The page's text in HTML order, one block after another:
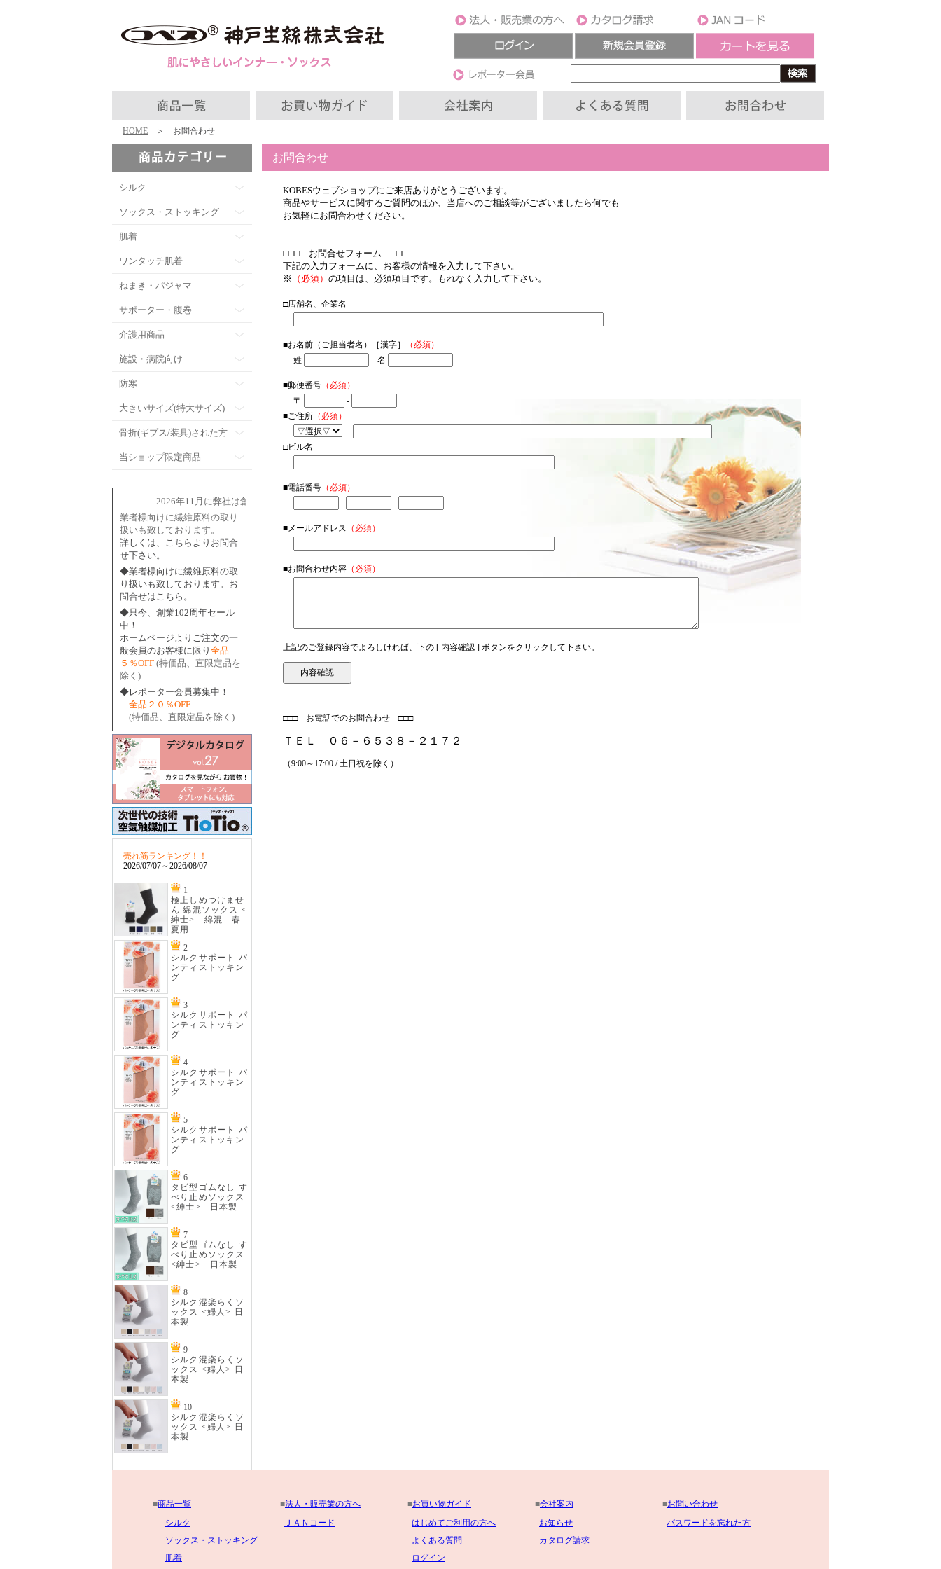
HOME ＞ お問合わせ
シルク
ソックス・ストッキング
肌着
ワンタッチ肌着
ねまき・パジャマ
サポーター・腹巻
介護用商品
施設・病院向け
防寒
大きいサイズ(特大サイズ)
骨折(ギプス/装具)された方
当ショップ限定商品
2026年11月に弊社は創業102周年を迎えます。
業者様向けに繊維原料の取り
扱いも致しております。
詳しくは、こちらよりお問合
せ下さい。
◆業者様向けに繊維原料の取
り扱いも致しております。お
問合せはこちら。
◆只今、創業102周年セール
中！
ホームページよりご注文の一
般会員のお客様に限り 全品
５％OFF (特価品、直限定品を
除く)
◆レポーター会員募集中！
全品２０％OFF
(特価品、直限定品を除く)
売れ筋ランキング！！
2026/07/07～2026/08/07
1
極上しめつけませ
ん 綿混ソックス <
紳士> 綿混 春
夏用
2
シルクサポート パ
ンティストッキン
グ
3
シルクサポート パ
ンティストッキン
グ
4
シルクサポート パ
ンティストッキン
グ
5
シルクサポート パ
ンティストッキン
グ
6
タビ型ゴムなし す
べり止めソックス
<紳士> 日本製
7
タビ型ゴムなし す
べり止めソックス
<紳士> 日本製
8
シルク混楽らくソ
ックス <婦人> 日
本製
9
シルク混楽らくソ
ックス <婦人> 日
本製
10
シルク混楽らくソ
ックス <婦人> 日
本製
お問合わせ
KOBESウェブショップにご来店ありがとうございます。
商品やサービスに関するご質問のほか、当店へのご相談等がございましたら何でも
お気軽にお問合わせください。
□□□ お問合せフォーム □□□
下記の入力フォームに、お客様の情報を入力して下さい。
※
（必須） の項目は、必須項目です。もれなく入力して下さい。
□店舗名、企業名
■お名前（ご担当者名）［漢字］
（必須）
姓
名
■郵便番号 （必須）
〒
-
■ご住所 （必須）
□ビル名
■電話番号 （必須）
-
-
■メールアドレス （必須）
■お問合わせ内容 （必須）
上記のご登録内容でよろしければ、下の [ 内容確認 ] ボタンをクリックして下さい。
□□□ お電話でのお問合わせ □□□
ＴＥＬ ０６－６５３８－２１７２
（9:00～17:00 / 土日祝を除く）
■商品一覧 ■法人・販売業の方へ ■お買い物ガイド ■会社案内 ■お問い合わせ
シルク
ソックス・ストッキング
肌着
ＪＡＮコード
はじめてご利用の方へ
よくある質問
ログイン
お知らせ
カタログ請求
パスワードを忘れた方